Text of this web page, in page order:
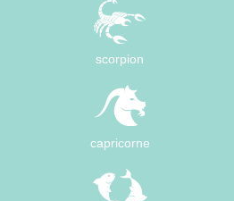
scorpion
capricorne